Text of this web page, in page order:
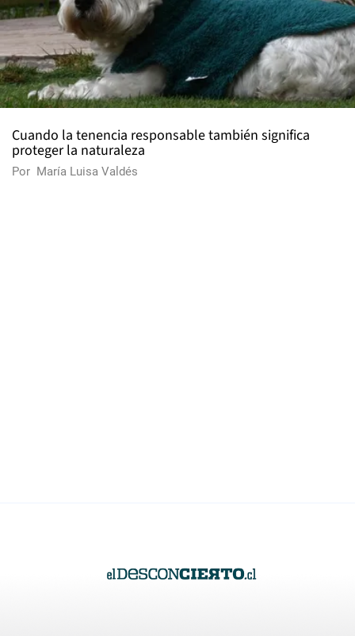
Cuando la tenencia responsable también significa
proteger la naturaleza
Por María Luisa Valdés